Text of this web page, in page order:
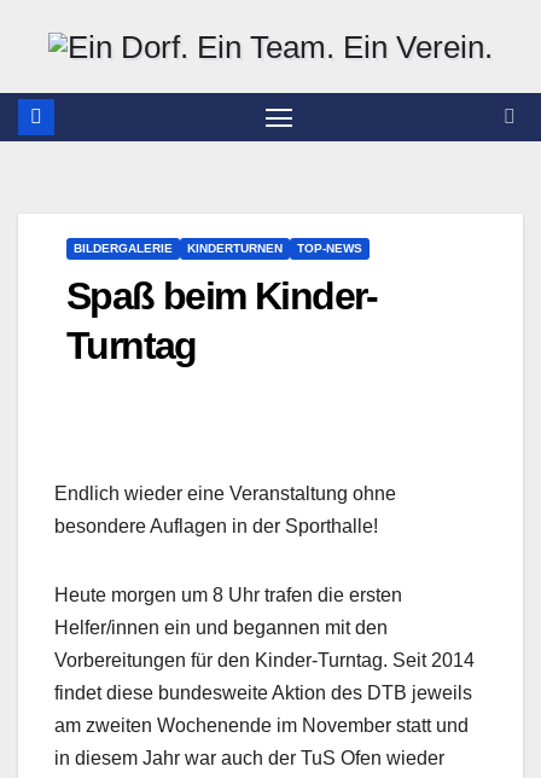
springen
BILDERGALERIE KINDERTURNEN TOP-NEWS
Spaß beim Kinder-
Turntag
Endlich wieder eine Veranstaltung ohne
besondere Auflagen in der Sporthalle!
Heute morgen um 8 Uhr trafen die ersten
Helfer/innen ein und begannen mit den
Vorbereitungen für den Kinder-Turntag. Seit 2014
findet diese bundesweite Aktion des DTB jeweils
am zweiten Wochenende im November statt und
in diesem Jahr war auch der TuS Ofen wieder